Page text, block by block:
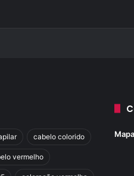
cabelo colorido
vermelho